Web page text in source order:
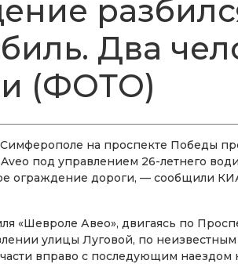
Два
(ФОТО)
Симферополе на проспекте Победы
под управлением 26-летнего
ограждение дороги, — сообщили
«Шевроле Авео», двигаясь по
улицы Луговой, по
вправо с последующим наездом